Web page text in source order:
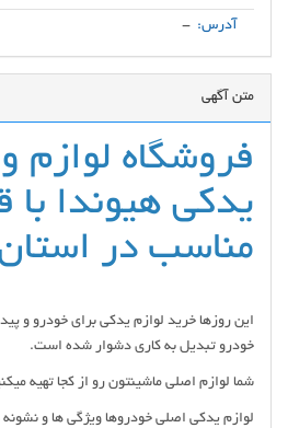
آدرس: -
متن آگهی
فروشگاه لوازم
یدکی هیوندا با
مناسب در
این روزها خرید لوازم یدکی برای خودرو و
خودرو تبدیل به کاری دشوار شده است.
شما لوازم اصلی ماشینتون رو از کجا تهیه
لوازم یدکی اصلی خودروها ویژگی ها و